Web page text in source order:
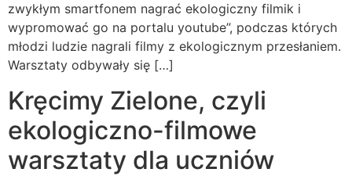
zwykłym smartfonem nagrać ekologiczny filmik i
wypromować go na portalu youtube”, podczas których
młodzi ludzie nagrali filmy z ekologicznym przesłaniem.
Warsztaty odbywały się […]
Kręcimy Zielone, czyli
ekologiczno-filmowe
warsztaty dla uczniów